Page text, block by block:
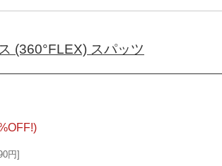
(360°FLEX) スパッツ
円